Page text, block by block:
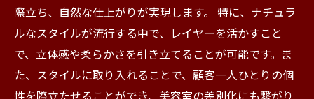
際立ち、自然な仕上がりが実現します。 特に、ナチュラ
ルなスタイルが流行する中で、レイヤーを活かすこと
で、立体感や柔らかさを引き立てることが可能です。ま
た、スタイルに取り入れることで、顧客一人ひとりの個
性を際立たせることができ、美容室の差別化にも繋がり